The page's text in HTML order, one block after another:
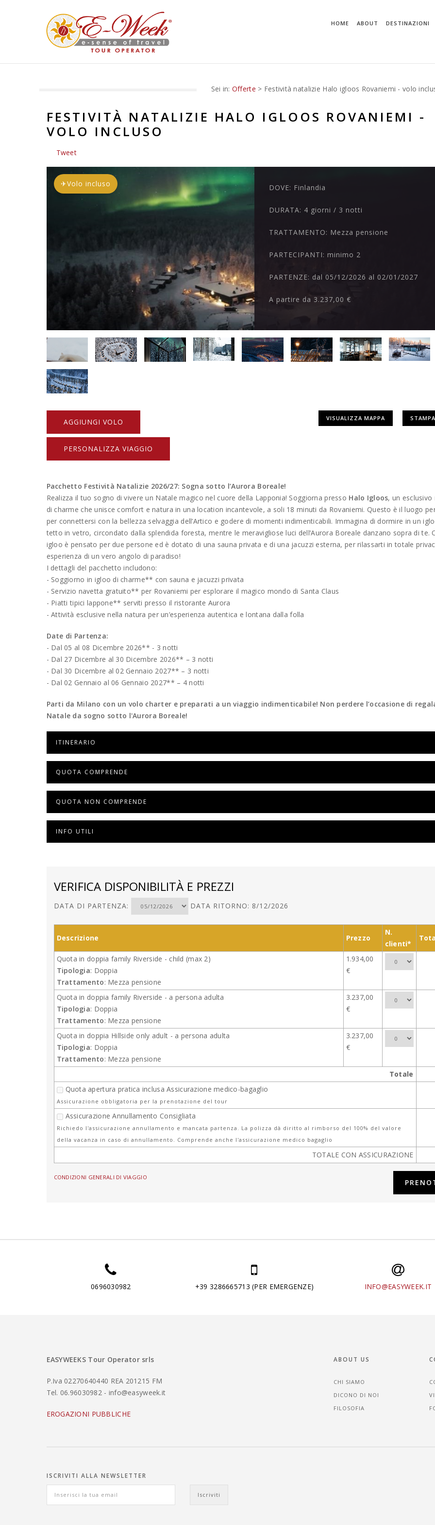
HOME ABOUT DESTINAZIONI
Sei in: Offerte > Festività natalizie Halo igloos Rovaniemi - volo
FESTIVITÀ NATALIZIE HALO IGLOOS ROVANIEMI -
VOLO INCLUSO
Tweet
✈Volo incluso DOVE: Finlandia
DURATA: 4 giorni / 3 notti
TRATTAMENTO: Mezza pensione
PARTECIPANTI:minimo 2
PARTENZE: dal 05/12/2026 al 02/01/2027
A partire da 3.237,00 €
AGGIUNGI VOLO
PERSONALIZZA VIAGGIO
VISUALIZZA MAPPA
Pacchetto Festività Natalizie 2026/27: Sogna sotto l’Aurora Boreale!
Realizza il tuo sogno di vivere un Natale magico nel cuore della Lapponia! Soggiorna presso Halo Igloos, un
di charme che unisce comfort e natura in una location incantevole, a soli 18 minuti da Rovaniemi. Questo è il luogo
per connettersi con la bellezza selvaggia dell’Artico e godere di momenti indimenticabili. Immagina di dormire in un
tetto in vetro, circondato dalla splendida foresta, mentre le meravigliose luci dell’Aurora Boreale danzano sopra di te.
igloo è pensato per due persone ed è dotato di una sauna privata e di una jacuzzi esterna, per rilassarti in totale
esperienza di un vero angolo di paradiso!
I dettagli del pacchetto includono:
- Soggiorno in igloo di charme** con sauna e jacuzzi privata
- Servizio navetta gratuito** per Rovaniemi per esplorare il magico mondo di Santa Claus
- Piatti tipici lappone** serviti presso il ristorante Aurora
- Attività esclusive nella natura per un’esperienza autentica e lontana dalla folla
Date di Partenza:
- Dal 05 al 08 Dicembre 2026** - 3 notti
- Dal 27 Dicembre al 30 Dicembre 2026** – 3 notti
- Dal 30 Dicembre al 02 Gennaio 2027** – 3 notti
- Dal 02 Gennaio al 06 Gennaio 2027** – 4 notti
Parti da Milano con un volo charter e preparati a un viaggio indimenticabile! Non perdere l’occasione di
Natale da sogno sotto l'Aurora Boreale!
ITINERARIO
QUOTA COMPRENDE
QUOTA NON COMPRENDE
INFO UTILI
VERIFICA DISPONIBILITÀ E PREZZI
DATA DI PARTENZA: DATA RITORNO: 8/12/2026
Descrizione Prezzo
N.
clienti*
Quota in doppia family Riverside - child (max 2)
Tipologia: Doppia
Trattamento: Mezza pensione
1.934,00
€
Quota in doppia family Riverside - a persona adulta
Tipologia: Doppia
Trattamento: Mezza pensione
3.237,00
€
Quota in doppia Hillside only adult - a persona adulta
Tipologia: Doppia
Trattamento: Mezza pensione
3.237,00
€
Totale
Quota apertura pratica inclusa Assicurazione medico-bagaglio
Assicurazione obbligatoria per la prenotazione del tour
Assicurazione Annullamento Consigliata
Richiedo l'assicurazione annullamento e mancata partenza. La polizza dà diritto al rimborso del 100% del valore
della vacanza in caso di annullamento. Comprende anche l'assicurazione medico bagaglio
TOTALE CON ASSICURAZIONE
CONDIZIONI GENERALI DI VIAGGIO
0696030982 +39 3286665713 (PER EMERGENZE) INFO@EASYWEEK.IT
EASYWEEKS Tour Operator srls
P.Iva 02270640440 REA 201215 FM
Tel. 06.96030982 - info@easyweek.it
EROGAZIONI PUBBLICHE
ABOUT US
CHI SIAMO
DICONO DI NOI
FILOSOFIA
ISCRIVITI ALLA NEWSLETTER